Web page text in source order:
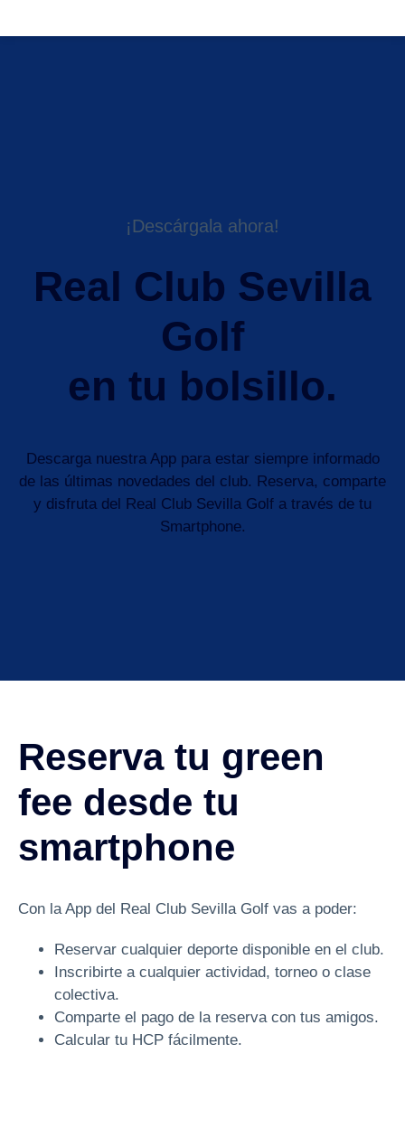
¡Descárgala ahora!
Real Club Sevilla
Golf
en tu bolsillo.
Descarga nuestra App para estar siempre informado
de las últimas novedades del club. Reserva, comparte
y disfruta del Real Club Sevilla Golf a través de tu
Smartphone.
Reserva tu green
fee desde tu
smartphone
Con la App del Real Club Sevilla Golf vas a poder:
Reservar cualquier deporte disponible en el club.
Inscribirte a cualquier actividad, torneo o clase
colectiva.
Comparte el pago de la reserva con tus amigos.
Calcular tu HCP fácilmente.